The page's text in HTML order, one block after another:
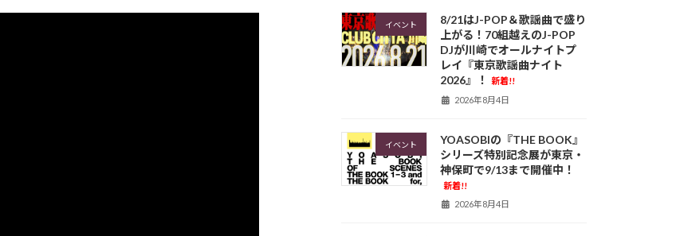
イベント
8/21はJ-POP＆歌謡曲で盛り
上がる！70組越えのJ-POP
DJが川崎でオールナイトプ
レイ『東京歌謡曲ナイト
2026』！
新着!!
2026年8月4日
イベント
YOASOBIの『THE BOOK』
シリーズ特別記念展が東京・
神保町で9/13まで開催中！
新着!!
2026年8月4日